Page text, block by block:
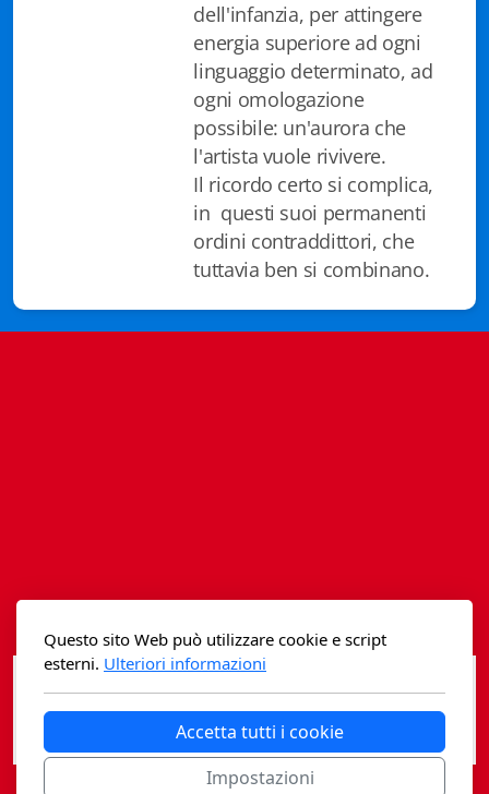
dell'infanzia, per attingere
energia superiore ad ogni
linguaggio determinato, ad
ogni omologazione
possibile: un'aurora che
l'artista vuole rivivere.
Il ricordo certo si complica,
in questi suoi permanenti
ordini contraddittori, che
tuttavia ben si combinano.
Questo sito Web può utilizzare cookie e script
esterni. Ulteriori informazioni
Accetta tutti i cookie
Impostazioni
EJO- European Journalism Observatory
iQuaderni - fondazioneculturalecollinadoro
Spyra
Testi scolastici
Varia
Fidia edizioni d'arte